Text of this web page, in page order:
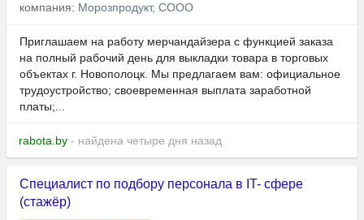
компания: Морозпродукт, СООО
Приглашаем на работу мерчандайзера с функцией заказа
на полный рабочий день для выкладки товара в торговых
объектах г. Новополоцк. Мы предлагаем вам: официальное
трудоустройство; своевременная выплата заработной
платы;...
rabota.by - найдена четыре дня назад
Специалист по подбору персонала в IT- сфере
(стажёр)